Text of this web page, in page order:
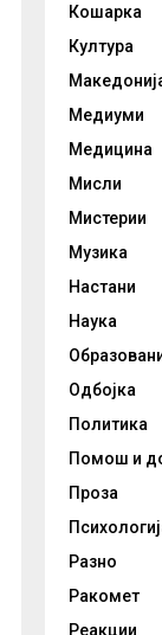
Кошарка
Култура
Медиуми
Медицина
Мисли
Мистерии
Музика
Настани
Наука
Одбојка
Политика
Помош и
Проза
Разно
Ракомет
Реакции